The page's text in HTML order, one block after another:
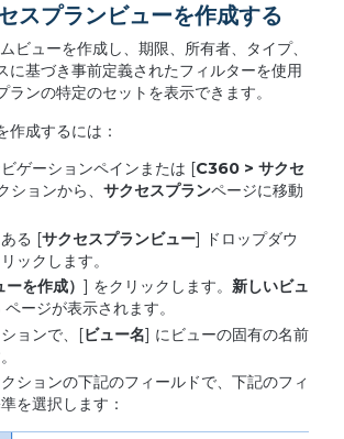
スプランビューを作成する
ビューを作成し、期限、所有者、タイプ、
に基づき事前定義されたフィルターを使用
ランの特定のセットを表示できます。
作成するには：
ゲーションペインまたは [C360 > サクセ
ションから、 サクセスプランページに移動
る [サクセスプランビュー] ドロップダウ
ックします。
を作成） ] をクリックします。 新しいビュ
ページが表示されます。
ョンで、[ビュー名] にビューの固有の名前
ションの下記のフィールドで、下記のフィ
を選択します：